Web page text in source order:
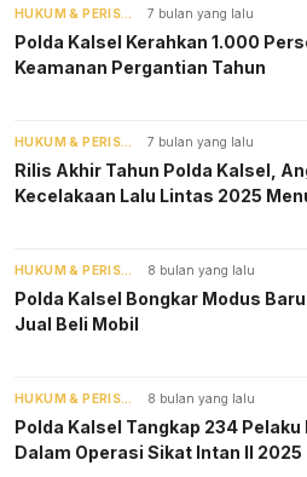
HUKUM & PERISTIWA 7 bulan yang lalu
Polda Kalsel Kerahkan 1.000
Keamanan Pergantian Tahun
HUKUM & PERISTIWA 7 bulan yang lalu
Rilis Akhir Tahun Polda Kalsel,
Kecelakaan Lalu Lintas 2025
HUKUM & PERISTIWA 8 bulan yang lalu
Polda Kalsel Bongkar Modus
Jual Beli Mobil
HUKUM & PERISTIWA 8 bulan yang lalu
Polda Kalsel Tangkap 234 Pelaku
Dalam Operasi Sikat Intan II 2025